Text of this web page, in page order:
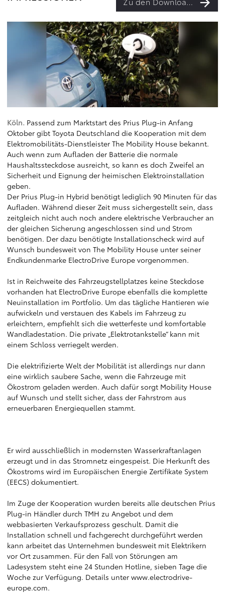
Köln. Passend zum Marktstart des Prius Plug-in Anfang
Oktober gibt Toyota Deutschland die Kooperation mit dem
Elektromobilitäts-Dienstleister The Mobility House bekannt.
Auch wenn zum Aufladen der Batterie die normale
Haushaltssteckdose ausreicht, so kann es doch Zweifel an
Sicherheit und Eignung der heimischen Elektroinstallation
geben.
Der Prius Plug-in Hybrid benötigt lediglich 90 Minuten für das
Aufladen. Während dieser Zeit muss sichergestellt sein, dass
zeitgleich nicht auch noch andere elektrische Verbraucher an
der gleichen Sicherung angeschlossen sind und Strom
benötigen. Der dazu benötigte Installationscheck wird auf
Wunsch bundesweit von The Mobility House unter seiner
Endkundenmarke ElectroDrive Europe vorgenommen.
Ist in Reichweite des Fahrzeugstellplatzes keine Steckdose
vorhanden hat ElectroDrive Europe ebenfalls die komplette
Neuinstallation im Portfolio. Um das tägliche Hantieren wie
aufwickeln und verstauen des Kabels im Fahrzeug zu
erleichtern, empfiehlt sich die wetterfeste und komfortable
Wandladestation. Die private „Elektrotankstelle“ kann mit
einem Schloss verriegelt werden.
Die elektrifizierte Welt der Mobilität ist allerdings nur dann
eine wirklich saubere Sache, wenn die Fahrzeuge mit
Ökostrom geladen werden. Auch dafür sorgt Mobility House
auf Wunsch und stellt sicher, dass der Fahrstrom aus
erneuerbaren Energiequellen stammt.
Er wird ausschließlich in modernsten Wasserkraftanlagen
erzeugt und in das Stromnetz eingespeist. Die Herkunft des
Ökostroms wird im Europäischen Energie Zertifikate System
(EECS) dokumentiert.
Im Zuge der Kooperation wurden bereits alle deutschen Prius
Plug-in Händler durch TMH zu Angebot und dem
webbasierten Verkaufsprozess geschult. Damit die
Installation schnell und fachgerecht durchgeführt werden
kann arbeitet das Unternehmen bundesweit mit Elektrikern
vor Ort zusammen. Für den Fall von Störungen am
Ladesystem steht eine 24 Stunden Hotline, sieben Tage die
Woche zur Verfügung. Details unter www.electrodrive-
europe.com.